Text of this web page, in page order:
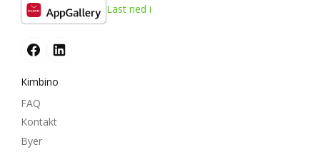
Last ned i
Kimbino
FAQ
Kontakt
Byer